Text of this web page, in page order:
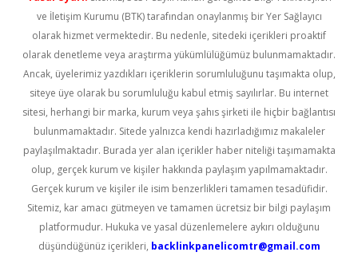
ve İletişim Kurumu (BTK) tarafından onaylanmış bir Yer Sağlayıcı
olarak hizmet vermektedir. Bu nedenle, sitedeki içerikleri proaktif
olarak denetleme veya araştırma yükümlülüğümüz bulunmamaktadır.
Ancak, üyelerimiz yazdıkları içeriklerin sorumluluğunu taşımakta olup,
siteye üye olarak bu sorumluluğu kabul etmiş sayılırlar. Bu internet
sitesi, herhangi bir marka, kurum veya şahıs şirketi ile hiçbir bağlantısı
bulunmamaktadır. Sitede yalnızca kendi hazırladığımız makaleler
paylaşılmaktadır. Burada yer alan içerikler haber niteliği taşımamakta
olup, gerçek kurum ve kişiler hakkında paylaşım yapılmamaktadır.
Gerçek kurum ve kişiler ile isim benzerlikleri tamamen tesadüfidir.
Sitemiz, kar amacı gütmeyen ve tamamen ücretsiz bir bilgi paylaşım
platformudur. Hukuka ve yasal düzenlemelere aykırı olduğunu
düşündüğünüz içerikleri, backlinkpanelicomtr@gmail.com